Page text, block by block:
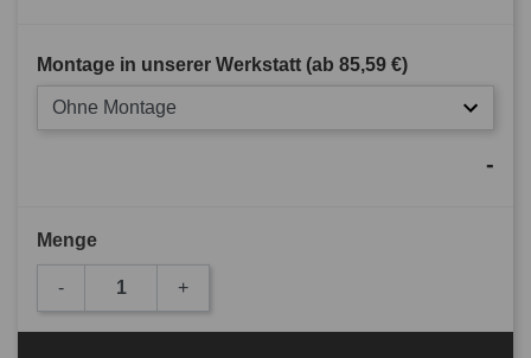
Montage in unserer Werkstatt (ab 85,59 €)
Ohne Montage
-
Menge
- +